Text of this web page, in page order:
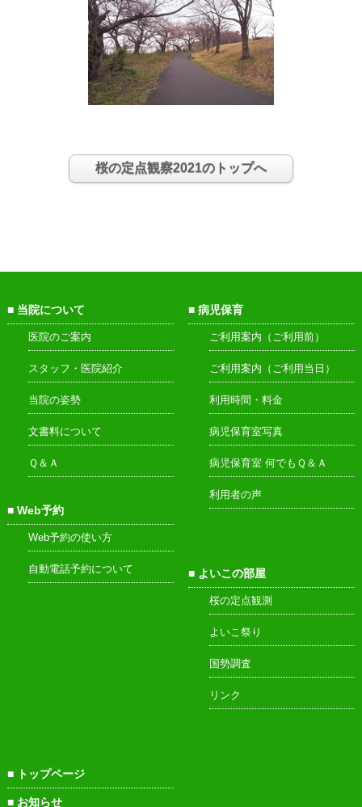
桜の定点観察2021のトップへ
当院について
医院のご案内
スタッフ・医院紹介
当院の姿勢
文書料について
Ｑ＆Ａ
Web予約
Web予約の使い方
自動電話予約について
病児保育
ご利用案内（ご利用前）
ご利用案内（ご利用当日）
利用時間・料金
病児保育室写真
病児保育室 何でもＱ＆Ａ
利用者の声
よいこの部屋
桜の定点観測
よいこ祭り
国勢調査
リンク
トップページ
お知らせ